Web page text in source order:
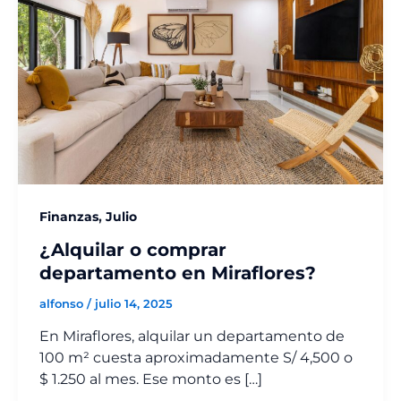
Finanzas, Julio
¿Alquilar o comprar
departamento en Miraflores?
alfonso / julio 14, 2025
En Miraflores, alquilar un departamento de
100 m² cuesta aproximadamente S/ 4,500 o
$ 1.250 al mes. Ese monto es […]